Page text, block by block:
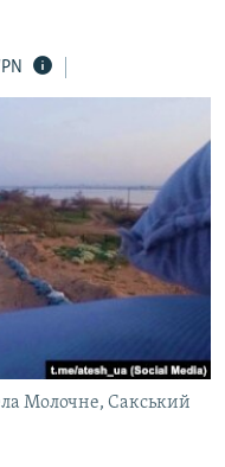
Молочне, Сакський